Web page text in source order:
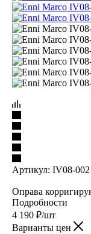
Артикул: IV08-
Оправа
Подробности
4 190 ₽/шт
Варианты цен